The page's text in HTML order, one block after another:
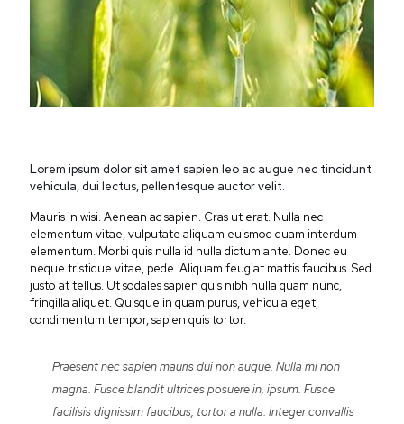
Lorem ipsum dolor sit amet sapien leo ac augue nec tincidunt
vehicula, dui lectus, pellentesque auctor velit.
Mauris in wisi. Aenean ac sapien. Cras ut erat. Nulla nec
elementum vitae, vulputate aliquam euismod quam interdum
elementum. Morbi quis nulla id nulla dictum ante. Donec eu
neque tristique vitae, pede. Aliquam feugiat mattis faucibus. Sed
justo at tellus. Ut sodales sapien quis nibh nulla quam nunc,
fringilla aliquet. Quisque in quam purus, vehicula eget,
condimentum tempor, sapien quis tortor.
Praesent nec sapien mauris dui non augue. Nulla mi non
magna. Fusce blandit ultrices posuere in, ipsum. Fusce
facilisis dignissim faucibus, tortor a nulla. Integer convallis